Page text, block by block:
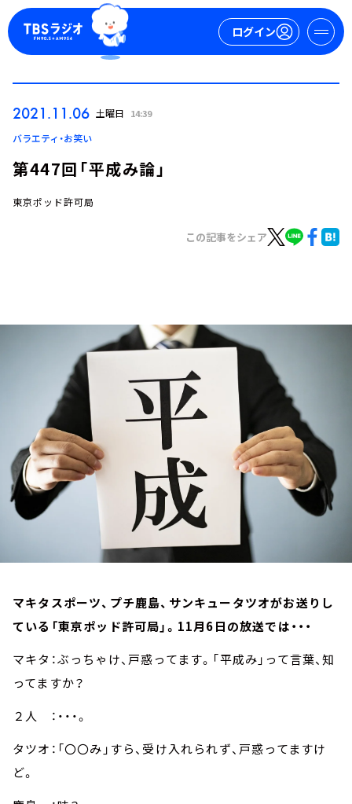
ログイン
ログイン
トピックス
TBS Podcast
お知らせ
イベント・グッズ
YouTube
会社情報
2021.11.06 土曜日 14:39
バラエティ・お笑い
第447回「平成み論」
東京ポッド許可局
この記事をシェア
マキタスポーツ、プチ鹿島、サンキュータツオがお送りし
ている「東京ポッド許可局」。11月6日の放送では・・・
マキタ：ぶっちゃけ、戸惑ってます。「平成み」って言葉、知
ってますか？
２人 ：・・・。
タツオ：「〇〇み」すら、受け入れられず、戸惑ってますけ
ど。